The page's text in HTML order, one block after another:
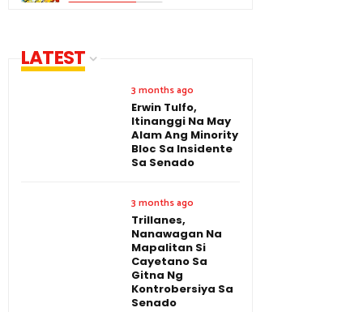
LATEST
3 months ago
Erwin Tulfo,
Itinanggi Na May
Alam Ang Minority
Bloc Sa Insidente
Sa Senado
3 months ago
Trillanes,
Nanawagan Na
Mapalitan Si
Cayetano Sa
Gitna Ng
Kontrobersiya Sa
Senado